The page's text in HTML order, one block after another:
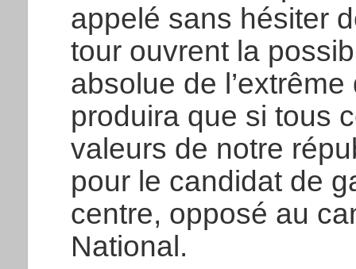
appelé sans hésiter
tour ouvrent la
absolue de
produira que si tous
valeurs de notre
pour le candidat de
centre, opposé au
National.